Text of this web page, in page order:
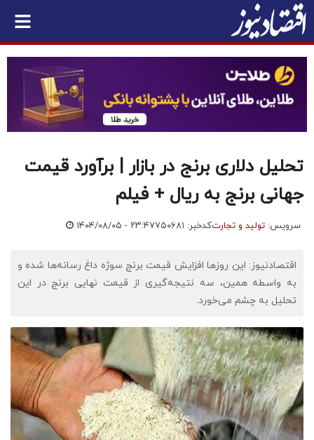
تحلیل دلاری برنج در بازار | برآورد قیمت
جهانی برنج به ریال + فیلم
سرویس: تولید و تجارتکدخبر: ۷۵۰۶۸۱ ۱۴۰۴/۰۸/۰۵ - ۲۳:۴۷
اقتصادنیوز: این روزها افزایش قیمت برنج سوژه داغ رسانه‌ها شده و
به واسطه همین، سه نتیجه‌گیری از قیمت نهایی برنج در این
تحلیل به چشم می‌خورد.